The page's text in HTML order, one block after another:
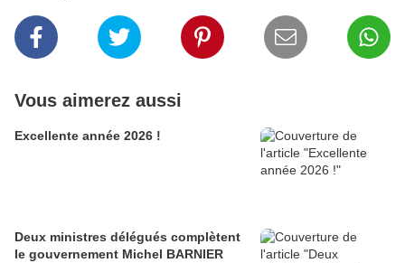
Vous aimerez aussi
Excellente année 2026 !
Deux ministres délégués complètent
le gouvernement Michel BARNIER